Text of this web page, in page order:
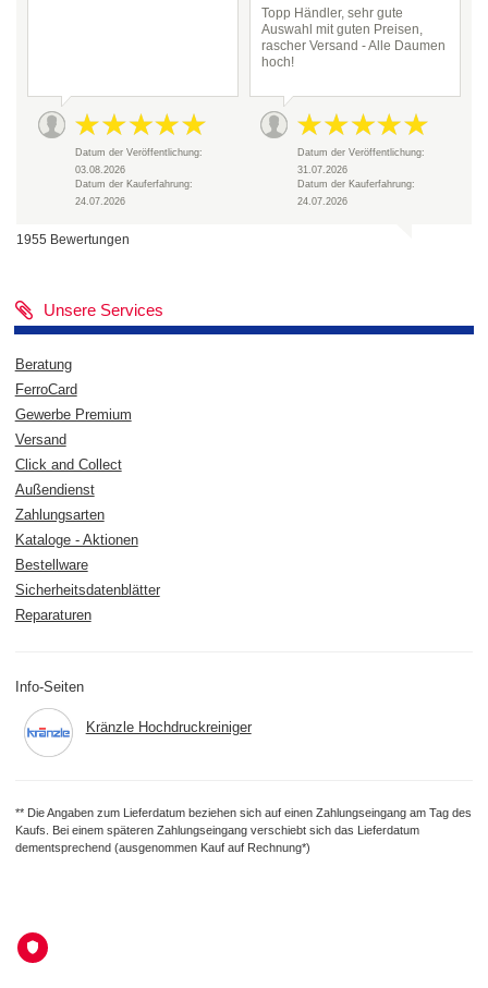
Datum der Veröffentlichung:
03.08.2026
Datum der Kauferfahrung:
24.07.2026
Topp Händler, sehr gute
Auswahl mit guten Preisen,
rascher Versand - Alle Daumen
hoch!
Datum der Veröffentlichung:
31.07.2026
Datum der Kauferfahrung:
24.07.2026
1955 Bewertungen
Unsere Services
Beratung
FerroCard
Gewerbe Premium
Versand
Click and Collect
Außendienst
Zahlungsarten
Kataloge - Aktionen
Bestellware
Sicherheitsdatenblätter
Reparaturen
Info-Seiten
Kränzle Hochdruckreiniger
** Die Angaben zum Lieferdatum beziehen sich auf einen Zahlungseingang am Tag des
Kaufs. Bei einem späteren Zahlungseingang verschiebt sich das Lieferdatum
dementsprechend (ausgenommen Kauf auf Rechnung*)